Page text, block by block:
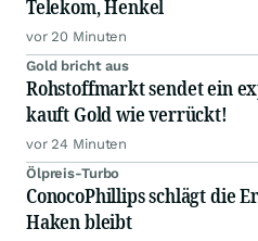
Telekom, Henkel
vor 20 Minuten
Gold bricht aus
Rohstoffmarkt sendet ein
kauft Gold wie verrückt!
vor 24 Minuten
Ölpreis-Turbo
ConocoPhillips schlägt die
Haken bleibt